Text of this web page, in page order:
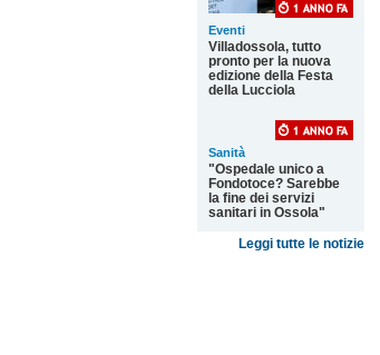
Eventi
Villadossola, tutto
pronto per la nuova
edizione della Festa
della Lucciola
Sanità
"Ospedale unico a
Fondotoce? Sarebbe
la fine dei servizi
sanitari in Ossola"
Leggi tutte le notizie